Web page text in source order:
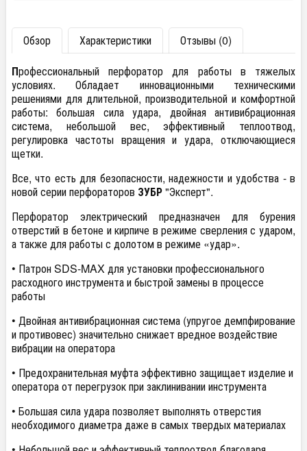
Обзор Характеристики
Отзывы (0)
Профессиональный перфоратор для работы в тяжелых
условиях. Обладает инновационными техническими
решениями для длительной, производительной и комфортной
работы: большая сила удара, двойная антивибрационная
система, небольшой вес, эффективный теплоотвод,
регулировка частоты вращения и удара, отключающиеся
щетки.
Все, что есть для безопасности, надежности и удобства - в
новой серии перфораторов ЗУБР"Эксперт".
Перфоратор электрический предназначен для бурения
отверстий в бетоне и кирпиче в режиме сверления с ударом,
а также для работы с долотом в режиме «удар».
• Патрон SDS-MAX для установки профессионального
расходного инструмента и быстрой замены в процессе
работы
• Двойная антивибрационная система (упругое демпфирование
и противовес) значительно снижает вредное воздействие
вибрации на оператора
• Предохранительная муфта эффективно защищает изделие и
оператора от перегрузок при заклинивании инструмента
• Большая сила удара позволяет выполнять отверстия
необходимого диаметра даже в самых твердых материалах